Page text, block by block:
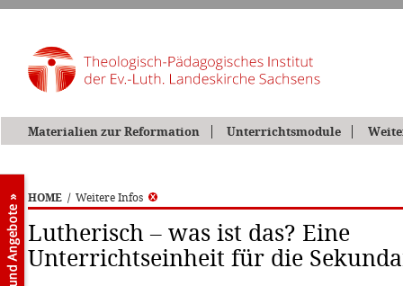
Materialien zur Reformation Unterrichtsmodule
HOME / Weitere Infos
Lutherisch – was ist das? Eine
Unterrichtseinheit für die